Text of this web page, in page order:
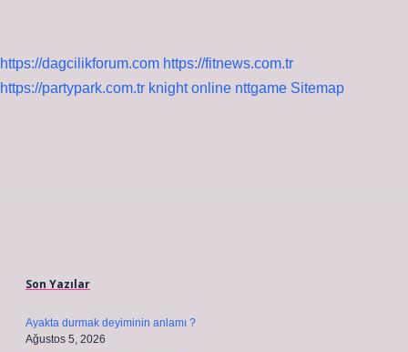
https://dagcilikforum.com https://fitnews.com.tr
https://partypark.com.tr knight online nttgame Sitemap
Son Yazılar
Ayakta durmak deyiminin anlamı ?
Ağustos 5, 2026